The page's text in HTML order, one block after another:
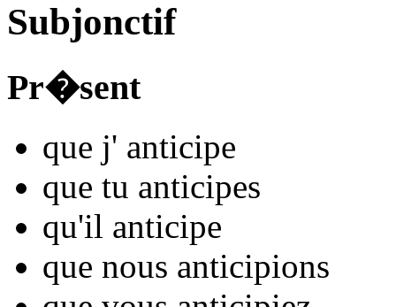
Subjonctif
Pr�sent
que j' anticipe
que tu anticipes
qu'il anticipe
que nous anticipions